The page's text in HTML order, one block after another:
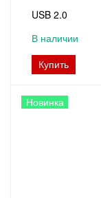
USB 2.0
В наличии
Купить
Новинка